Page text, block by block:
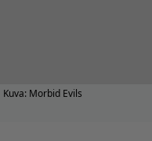
Kuva: Morbid Evils